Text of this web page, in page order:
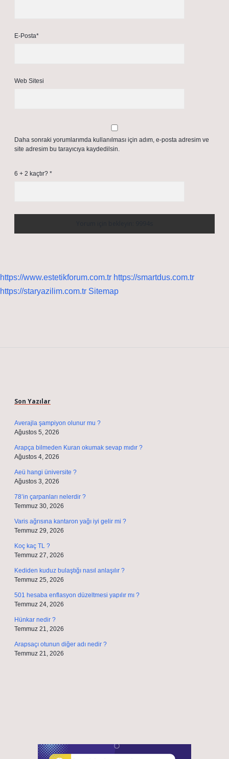
E-Posta*
Web Sitesi
Daha sonraki yorumlarımda kullanılması için adım, e-posta adresim ve
site adresim bu tarayıcıya kaydedilsin.
6 + 2 kaçtır? *
https://www.estetikforum.com.tr https://smartdus.com.tr
https://staryazilim.com.tr Sitemap
Son Yazılar
Averajla şampiyon olunur mu ?
Ağustos 5, 2026
Arapça bilmeden Kuran okumak sevap mıdır ?
Ağustos 4, 2026
Aeü hangi üniversite ?
Ağustos 3, 2026
78’in çarpanları nelerdir ?
Temmuz 30, 2026
Varis ağrısına kantaron yağı iyi gelir mi ?
Temmuz 29, 2026
Koç kaç TL ?
Temmuz 27, 2026
Kediden kuduz bulaştığı nasıl anlaşılır ?
Temmuz 25, 2026
501 hesaba enflasyon düzeltmesi yapılır mı ?
Temmuz 24, 2026
Hünkar nedir ?
Temmuz 21, 2026
Arapsaçı otunun diğer adı nedir ?
Temmuz 21, 2026